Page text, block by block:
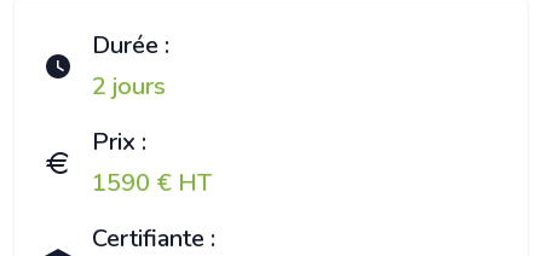
Durée :
2 jours
Prix :
1590 € HT
Certifiante :